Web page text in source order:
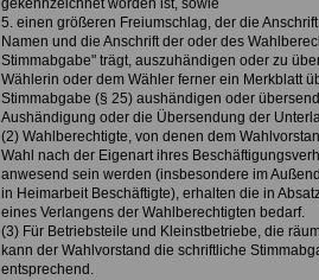
gekennzeichnet worden ist, sowie
5. einen größeren Freiumschlag, der die
Namen und die Anschrift der oder des
Stimmabgabe" trägt, auszuhändigen oder zu
Wählerin oder dem Wähler ferner ein Merkblatt
Stimmabgabe (§ 25) aushändigen oder
Aushändigung oder die Übersendung der
(2) Wahlberechtigte, von denen dem
Wahl nach der Eigenart ihres
anwesend sein werden (insbesondere im
in Heimarbeit Beschäftigte), erhalten die in
eines Verlangens der Wahlberechtigten bedarf.
(3) Für Betriebsteile und Kleinstbetriebe, die
kann der Wahlvorstand die schriftliche
entsprechend.